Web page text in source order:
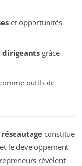
et opportunités
dirigeantsgrâce
outils de
réseautage constitue
et le développement
révèlent